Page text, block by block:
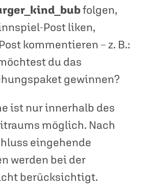
folgen,
Post liken,
kommentieren – z. B.:
du das
gewinnen?
ist nur innerhalb des
möglich. Nach
eingehende
werden bei der
berücksichtigt.